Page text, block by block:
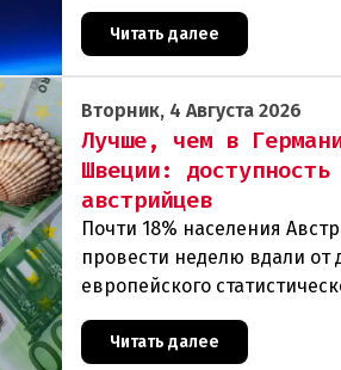
человек официально
Читать далее
Вторник, 4 Августа 2026
Лучше, чем в
Швеции:
австрийцев
Почти 18% населения
провести неделю вдали от
европейского
год. И хотя ситуация в
Читать далее